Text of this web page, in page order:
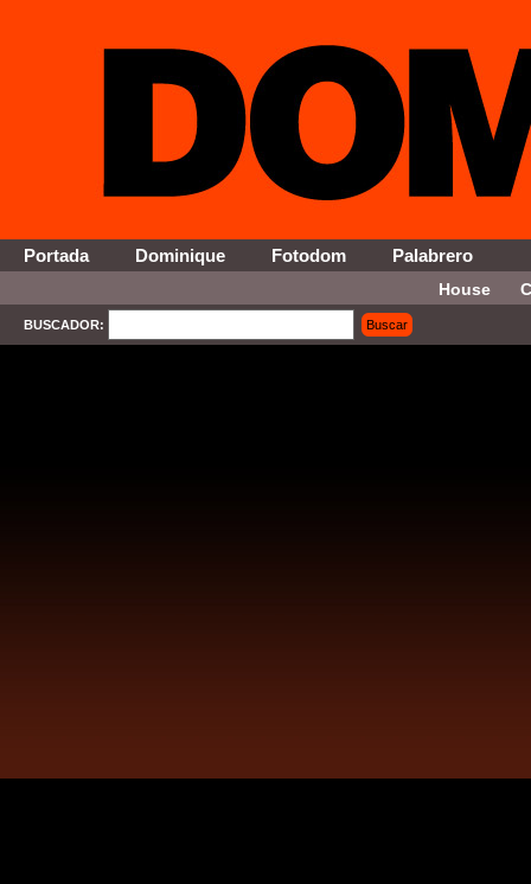
Portada Dominique Fotodom Palabrero
House
BUSCADOR:
Buscar